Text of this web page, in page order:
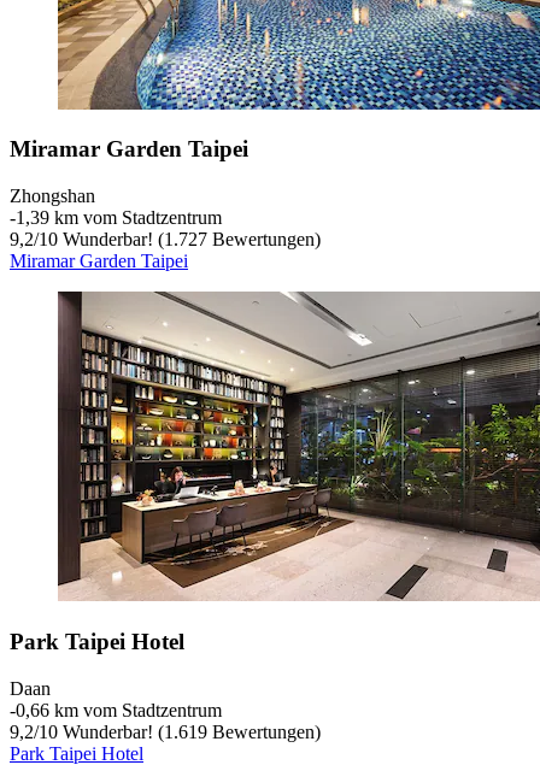
Miramar Garden Taipei
Zhongshan
‐1,39 km vom Stadtzentrum
9,2/10 Wunderbar! (1.727 Bewertungen)
Miramar Garden Taipei
Park Taipei Hotel
Daan
‐0,66 km vom Stadtzentrum
9,2/10 Wunderbar! (1.619 Bewertungen)
Park Taipei Hotel